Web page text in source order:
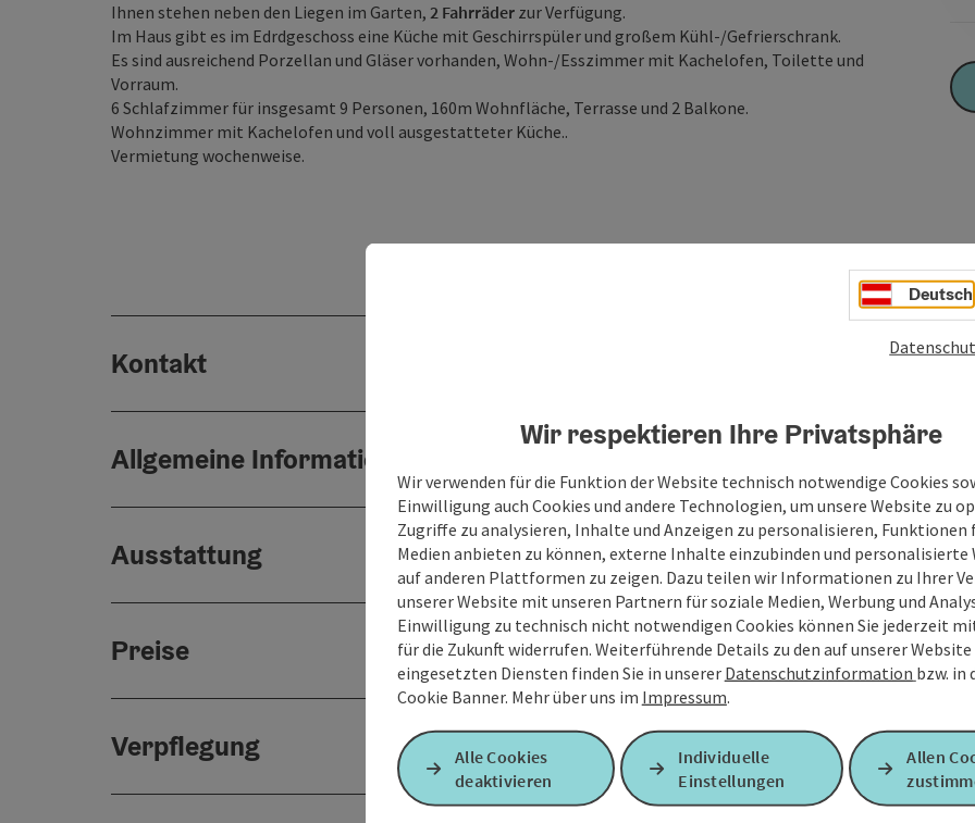
Ihnen stehen neben den Liegen im Garten, 2 Fahrräder zur Verfügung.
Im Haus gibt es im Edrdgeschoss eine Küche mit Geschirrspüler und großem Kühl-/Gefrierschrank.
Es sind ausreichend Porzellan und Gläser vorhanden, Wohn-/Esszimmer mit Kachelofen, Toilette und
Vorraum.
6 Schlafzimmer für insgesamt 9 Personen, 160m Wohnfläche, Terrasse und 2 Balkone.
Wohnzimmer mit Kachelofen und voll ausgestatteter Küche..
Vermietung wochenweise.
Kontakt
Allgemeine Informationen
Ausstattung
Preise
Verpflegung
Deutsch
Wir respektieren Ihre Privatsphäre
Wir verwenden für die Funktion der Website technisch notwendige Cookies
Einwilligung auch Cookies und andere Technologien, um unsere Website zu
Zugriffe zu analysieren, Inhalte und Anzeigen zu personalisieren, Funktionen
Medien anbieten zu können, externe Inhalte einzubinden und personalisierte
auf anderen Plattformen zu zeigen. Dazu teilen wir Informationen zu Ihrer
unserer Website mit unseren Partnern für soziale Medien, Werbung und
Einwilligung zu technisch nicht notwendigen Cookies können Sie jederzeit
für die Zukunft widerrufen. Weiterführende Details zu den auf unserer Website
eingesetzten Diensten finden Sie in unserer Datenschutzinformation bzw. in
Cookie Banner. Mehr über uns im Impressum.
Alle Cookies
deaktivieren
Individuelle
Einstellungen
Allen